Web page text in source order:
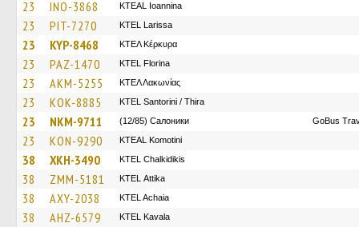
23 INO-3868 KTEAL Ioannina
23 PIT-7270 KTEL Larissa
23 KYP-8468 ΚΤΕΛ Κέρκυρα
23 PAZ-1470 KTEL Florina
23 AKM-5255 ΚΤΕΛ Λακωνίας
23 KOK-8885 KTEL Santorini / Thira
23 NKM-9711 (12/85) Салоники GoBus
23 KON-9290 KTEAL Komotini
38 XKH-3490 ΚΤΕL Chalkidikis
38 ZMM-5181 KΤΕL Αttika
38 AXY-2038 KTEL Achaia
38 AHZ-6579 KTEL Kavala